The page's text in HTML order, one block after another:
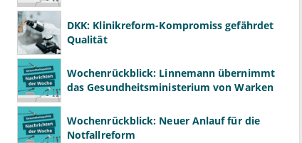
DKK: Klinikreform-Kompromiss gefährdet
Qualität
Wochenrückblick: Linnemann übernimmt
das Gesundheitsministerium von Warken
Wochenrückblick: Neuer Anlauf für die
Notfallreform